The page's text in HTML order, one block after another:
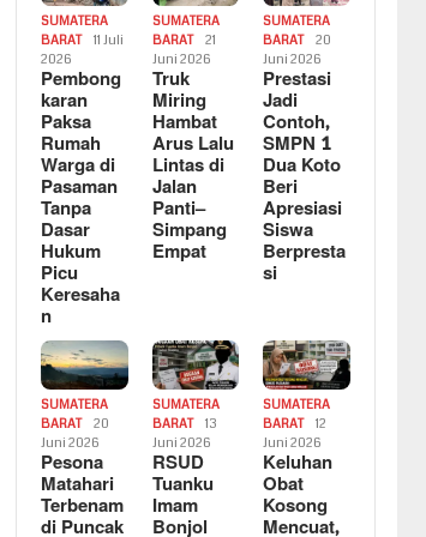
SUMATERA
BARAT
11 Juli
2026
Pembong
karan
Paksa
Rumah
Warga di
Pasaman
Tanpa
Dasar
Hukum
Picu
Keresaha
n
SUMATERA
BARAT
21
Juni 2026
Truk
Miring
Hambat
Arus Lalu
Lintas di
Jalan
Panti–
Simpang
Empat
SUMATERA
BARAT
20
Juni 2026
Prestasi
Jadi
Contoh,
SMPN 1
Dua Koto
Beri
Apresiasi
Siswa
Berpresta
si
SUMATERA
BARAT
20
Juni 2026
Pesona
Matahari
Terbenam
di Puncak
SUMATERA
BARAT
13
Juni 2026
RSUD
Tuanku
Imam
Bonjol
SUMATERA
BARAT
12
Juni 2026
Keluhan
Obat
Kosong
Mencuat,